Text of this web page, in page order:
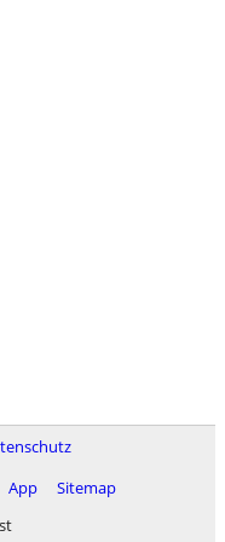
App
Sitemap